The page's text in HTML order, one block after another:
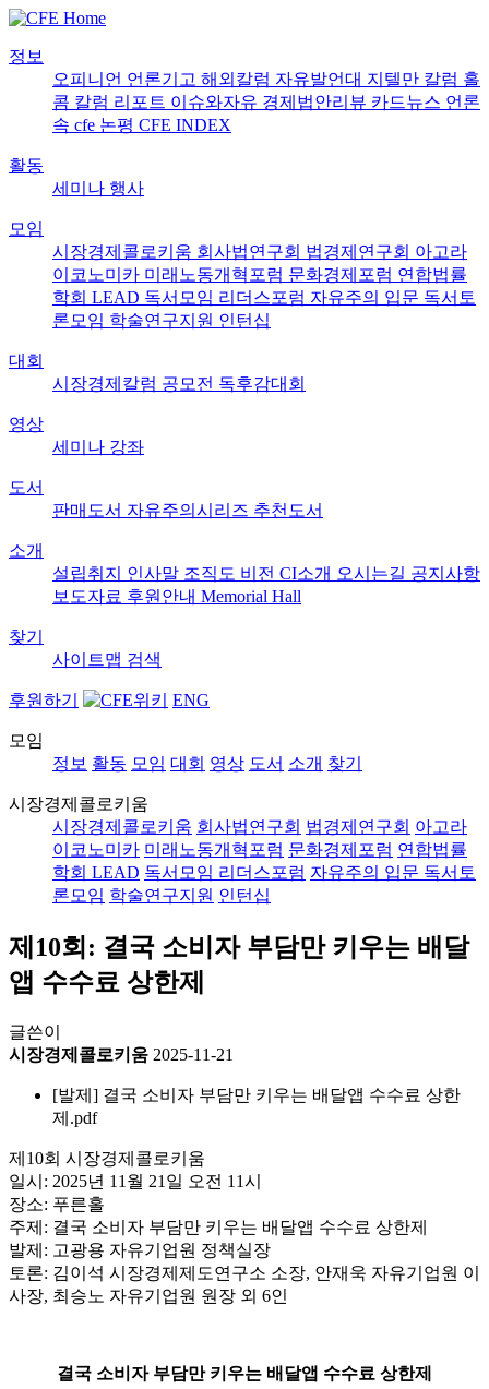
정보
오피니언 언론기고 해외칼럼 자유발언대 지텔만 칼럼 홀
콤 칼럼 리포트 이슈와자유 경제법안리뷰 카드뉴스 언론
속 cfe 논평 CFE INDEX
활동
세미나 행사
모임
시장경제콜로키움 회사법연구회 법경제연구회 아고라
이코노미카 미래노동개혁포럼 문화경제포럼 연합법률
학회 LEAD 독서모임 리더스포럼 자유주의 입문 독서토
론모임 학술연구지원 인턴십
대회
시장경제칼럼 공모전 독후감대회
영상
세미나 강좌
도서
판매도서 자유주의시리즈 추천도서
소개
설립취지 인사말 조직도 비전 CI소개 오시는길 공지사항
보도자료 후원안내 Memorial Hall
찾기
사이트맵 검색
후원하기 ENG
모임
정보 활동 모임 대회 영상 도서 소개 찾기
시장경제콜로키움
시장경제콜로키움 회사법연구회 법경제연구회 아고라
이코노미카 미래노동개혁포럼 문화경제포럼 연합법률
학회 LEAD 독서모임 리더스포럼 자유주의 입문 독서토
론모임 학술연구지원 인턴십
제10회: 결국 소비자 부담만 키우는 배달
앱 수수료 상한제
글쓴이
시장경제콜로키움 2025-11-21
[발제] 결국 소비자 부담만 키우는 배달앱 수수료 상한
제.pdf
제10회 시장경제콜로키움
일시: 2025년 11월 21일 오전 11시
장소: 푸른홀
주제: 결국 소비자 부담만 키우는 배달앱 수수료 상한제
발제: 고광용 자유기업원 정책실장
토론: 김이석 시장경제제도연구소 소장, 안재욱 자유기업원 이
사장, 최승노 자유기업원 원장 외 6인
결국 소비자 부담만 키우는 배달앱 수수료 상한제